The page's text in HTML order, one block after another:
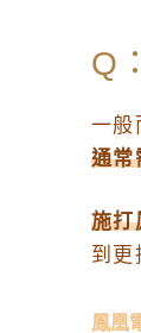
Q
一般
通常
施打
到更
鳳凰